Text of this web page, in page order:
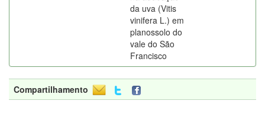
da uva (Vitis
vinifera L.) em
planossolo do
vale do São
Francisco
Compartilhamento